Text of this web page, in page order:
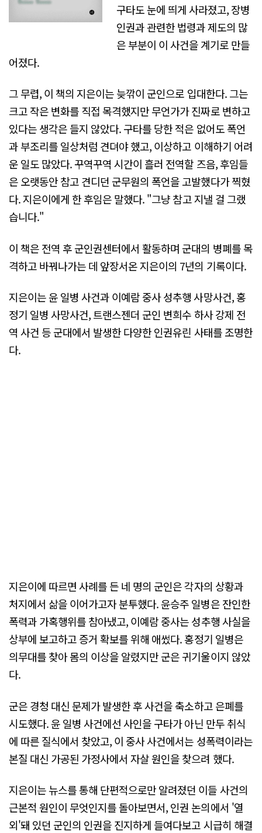
구타도 눈에 띄게 사라졌고, 장병
인권과 관련한 법령과 제도의 많
은 부분이 이 사건을 계기로 만들
어졌다.
그 무렵, 이 책의 지은이는 늦깎이 군인으로 입대한다. 그는
크고 작은 변화를 직접 목격했지만 무언가가 진짜로 변하고
있다는 생각은 들지 않았다. 구타를 당한 적은 없어도 폭언
과 부조리를 일상처럼 견뎌야 했고, 이상하고 이해하기 어려
운 일도 많았다. 꾸역꾸역 시간이 흘러 전역할 즈음, 후임들
은 오랫동안 참고 견디던 군무원의 폭언을 고발했다가 찍혔
다. 지은이에게 한 후임은 말했다. "그냥 참고 지낼 걸 그랬
습니다."
이 책은 전역 후 군인권센터에서 활동하며 군대의 병폐를 목
격하고 바꿔나가는 데 앞장서온 지은이의 7년의 기록이다.
지은이는 윤 일병 사건과 이예람 중사 성추행 사망사건, 홍
정기 일병 사망사건, 트랜스젠더 군인 변희수 하사 강제 전
역 사건 등 군대에서 발생한 다양한 인권유린 사태를 조명한
다.
지은이에 따르면 사례를 든 네 명의 군인은 각자의 상황과
처지에서 삶을 이어가고자 분투했다. 윤승주 일병은 잔인한
폭력과 가혹행위를 참아냈고, 이예람 중사는 성추행 사실을
상부에 보고하고 증거 확보를 위해 애썼다. 홍정기 일병은
의무대를 찾아 몸의 이상을 알렸지만 군은 귀기울이지 않았
다.
군은 경청 대신 문제가 발생한 후 사건을 축소하고 은폐를
시도했다. 윤 일병 사건에선 사인을 구타가 아닌 만두 취식
에 따른 질식에서 찾았고, 이 중사 사건에서는 성폭력이라는
본질 대신 가공된 가정사에서 자살 원인을 찾으려 했다.
지은이는 뉴스를 통해 단편적으로만 알려졌던 이들 사건의
근본적 원인이 무엇인지를 돌아보면서, 인권 논의에서 '열
외'돼 있던 군인의 인권을 진지하게 들여다보고 시급히 해결